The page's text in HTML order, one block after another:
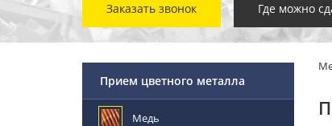
Заказать звонок Где можно
Прием цветного металла
Медь